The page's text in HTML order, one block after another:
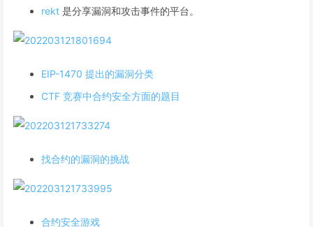
rekt 是分享漏洞和攻击事件的平台。
EIP-1470 提出的漏洞分类
CTF 竞赛中合约安全方面的题目
找合约的漏洞的挑战
合约安全游戏